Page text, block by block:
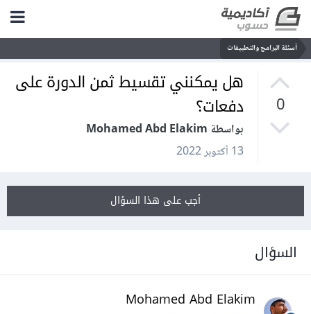
أسئلة البرامج والتطبيقات
0
هل يمكنني تقسيط ثمن الدورة على
دفعات؟
بواسطة Mohamed Abd Elakim
13 أكتوبر 2022
أجب على هذا السؤال
السؤال
Mohamed Abd Elakim